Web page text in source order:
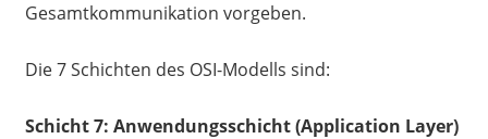
Gesamtkommunikation vorgeben.
Die 7 Schichten des OSI-Modells sind:
Schicht 7: Anwendungsschicht (Application Layer)